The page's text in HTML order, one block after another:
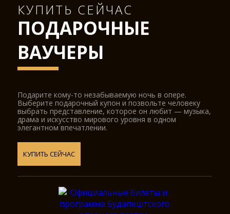
КУПИТЬ СЕЙЧАС
ПОДАРОЧНЫЕ
ВАУЧЕРЫ
Подарите кому-то незабываемую ночь в опере.
Выберите подарочный купон и позвольте человеку
выбрать представление, которое он любит — музыка,
драма и искусство мирового уровня в одном
элегантном впечатлении.
КУПИТЬ СЕЙЧАС